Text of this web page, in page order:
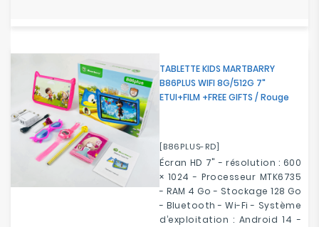
TABLETTE KIDS MARTBARRY
B86PLUS WIFI 8G/512G 7"
ETUI+FILM +FREE GIFTS / Rouge
[B86PLUS-RD]
Écran HD 7" - résolution : 600
× 1024 - Processeur MTK6735
- RAM 4 Go - Stockage 128 Go
-Bluetooth - Wi-Fi - Système
d’exploitation : Android 14 -